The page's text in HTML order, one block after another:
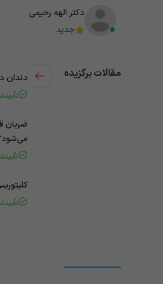
دکتر الهه رحیمی
جدید
مقالات برگزیده دندان
ضربان
کلیتوریس و 8 حقایق جالب و